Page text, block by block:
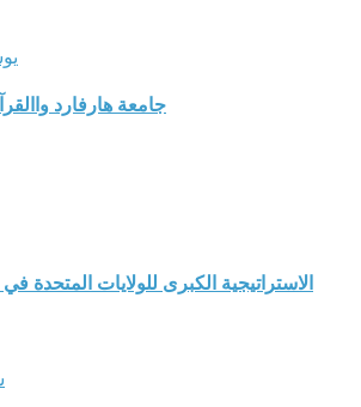
جامعة هارفارد
الاستراتيجية الكبرى للولايات المتحدة